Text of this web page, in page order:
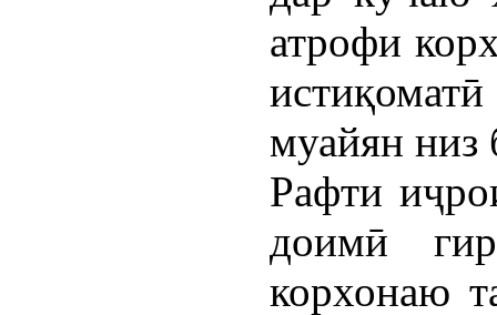
атрофи
муайян низ
Рафти
доимӣ
корхонаю